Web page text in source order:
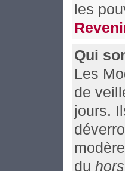
les
Qui
Les
de
jours.
du